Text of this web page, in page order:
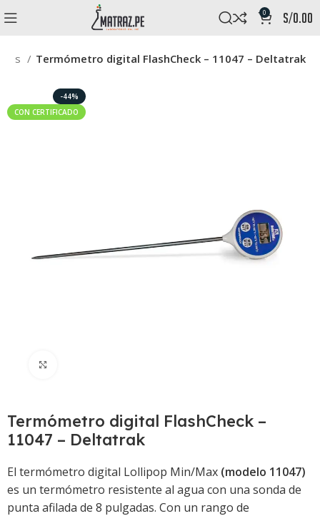
0 s/0.00
Termómetro digital FlashCheck – 11047 – Deltatrak
-44%
CON CERTIFICADO
Termómetro digital FlashCheck –
11047 – Deltatrak
El termómetro digital Lollipop Min/Max (modelo 11047)
es un termómetro resistente al agua con una sonda de
punta afilada de 8 pulgadas. Con un rango de